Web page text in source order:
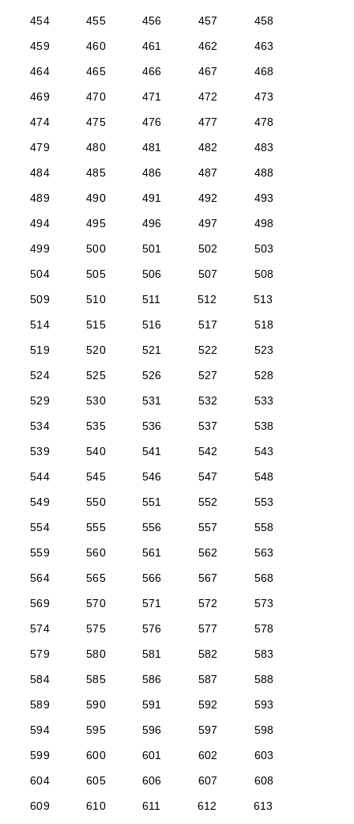
454
455 456 457
458
459
460 461 462
463
464
465 466 467
468
469
470 471 472
473
474
475 476 477
478
479
480 481 482
483
484
485 486 487
488
489
490 491 492
493
494
495 496 497
498
499
500 501 502
503
504
505 506 507
508
509
510 511 512
513
514
515 516 517
518
519
520 521 522
523
524
525 526 527
528
529
530 531 532
533
534
535 536 537
538
539
540 541 542
543
544
545 546 547
548
549
550 551 552
553
554
555 556 557
558
559
560 561 562
563
564
565 566 567
568
569
570 571 572
573
574
575 576 577
578
579
580 581 582
583
584
585 586 587
588
589
590 591 592
593
594
595 596 597
598
599
600 601 602
603
604
605 606 607
608
609
610 611 612
613